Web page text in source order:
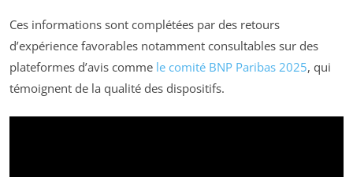
Ces informations sont complétées par des retours
d’expérience favorables notamment consultables sur des
plateformes d’avis comme le comité BNP Paribas 2025, qui
témoignent de la qualité des dispositifs.